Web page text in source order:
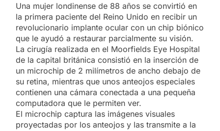
Una mujer londinense de 88 años se convirtió en
la primera paciente del Reino Unido en recibir un
revolucionario implante ocular con un chip biónico
que le ayudó a restaurar parcialmente su visión.
La cirugía realizada en el Moorfields Eye Hospital
de la capital británica consistió en la inserción de
un microchip de 2 milímetros de ancho debajo de
su retina, mientras que unos anteojos especiales
contienen una cámara conectada a una pequeña
computadora que le permiten ver.
El microchip captura las imágenes visuales
proyectadas por los anteojos y las transmite a la